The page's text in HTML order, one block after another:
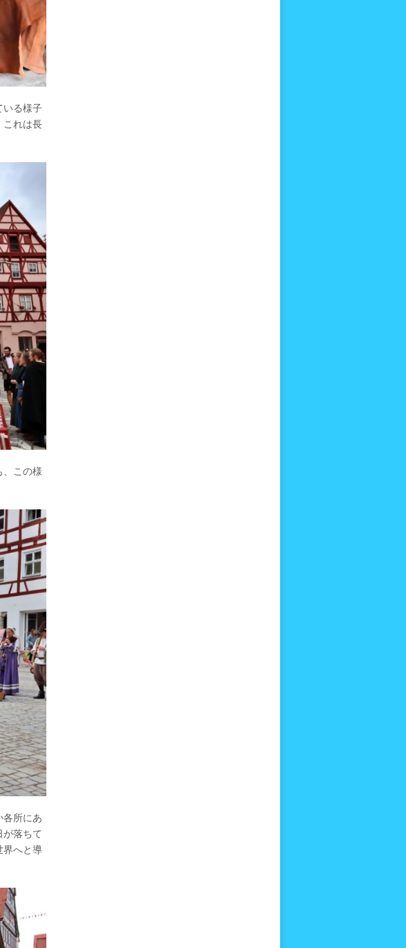
いる様子
これは長
、この様
各所にあ
落ちて
界へと導